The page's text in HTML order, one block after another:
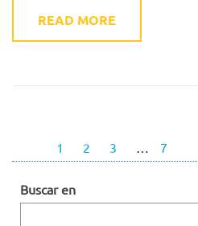
READ MORE
1 2 3 … 7
Buscar en